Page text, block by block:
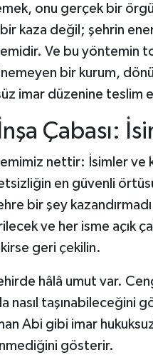
onu gerçek bir
bir kaza değil; şehrin
Ve bu yöntemin
bir kurum,
imar düzenine teslim
Çabası:
nettir: İsimler ve
en güvenli
bir şey
ve her isme açık
geri çekilin.
hâlâ umut var.
nasıl taşınabileceğini
Abi gibi imar
gösterir.